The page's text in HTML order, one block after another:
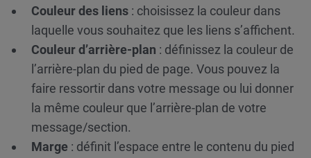
Couleur des liens : choisissez la couleur dans
laquelle vous souhaitez que les liens s’affichent.
Couleur d’arrière-plan : définissez la couleur de
l’arrière-plan du pied de page. Vous pouvez la
faire ressortir dans votre message ou lui donner
la même couleur que l’arrière-plan de votre
message/section.
Marge : définit l’espace entre le contenu du pied